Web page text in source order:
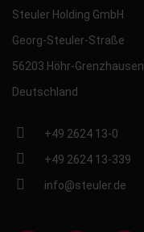
Steuler Holding GmbH
Georg-Steuler-Straße
56203 Höhr-Grenzhausen
Deutschland
+49 2624 13-0
+49 2624 13-339
info@steuler.de